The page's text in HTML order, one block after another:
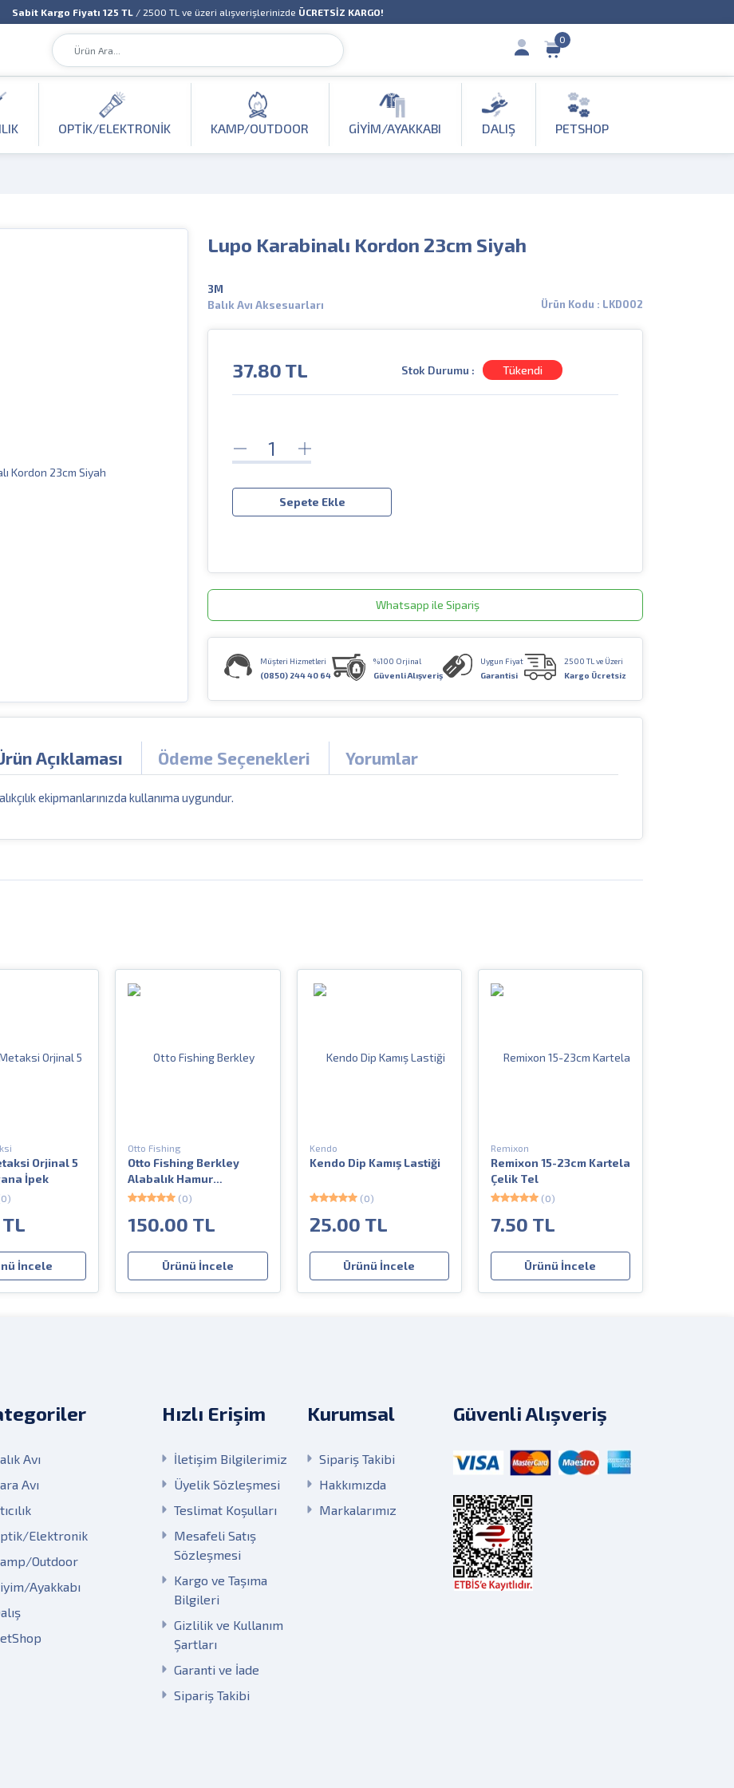
Sabit Kargo Fiyatı 125 TL / 2500 TL ve üzeri alışverişlerinizde ÜCRETSİZ KARGO!
0
OPTIK/ELEKTRONIK KAMP/OUTDOOR GIYIM/AYAKKABI DALIŞ PETSHOP
Lupo Karabinalı Kordon 23cm Siyah
3M
Balık Avı Aksesuarları
Ürün Kodu : LKD002
37.80 TL Stok Durumu : Tükendi
Sepete Ekle
Whatsapp ile Sipariş
Müşteri Hizmetleri
(0850) 244 40 64
%100 Orjinal
Güvenli Alışveriş
Uygun Fiyat
Garantisi
2500 TL ve Üzeri
Kargo Ücretsiz
Açıklaması Ödeme Seçenekleri Yorumlar
ekipmanlarınızda kullanıma uygundur.
Orjinal 5
İpek
İncele
Otto Fishing
Otto Fishing Berkley
Alabalık Hamur
Şekillendirme Kalıbı
(0)
150.00 TL
Ürünü İncele
Kendo
Kendo Dip Kamış Lastiği
(0)
25.00 TL
Ürünü İncele
Remixon
Remixon 15-23cm Kartela
Çelik Tel
(0)
7.50 TL
Ürünü İncele
Avı
Avı
Elektronik
Outdoor
Ayakkabı
Hızlı Erişim
İletişim Bilgilerimiz
Üyelik Sözleşmesi
Teslimat Koşulları
Mesafeli Satış
Sözleşmesi
Kargo ve Taşıma
Bilgileri
Gizlilik ve Kullanım
Şartları
Garanti ve İade
Sipariş Takibi
Kurumsal
Sipariş Takibi
Hakkımızda
Markalarımız
Güvenli Alışveriş